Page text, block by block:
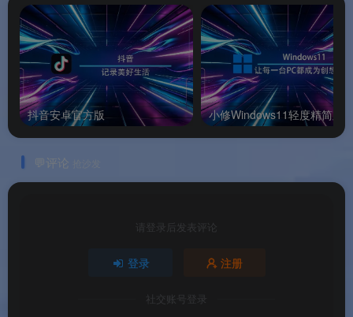
软件亮点
🌟 软件亮点
🏆承接抖音生态的海量社交需求：每天有超过3亿
获得更高效的沟通体验。
新多个版本，逐步开放文件传输、语音消息接收等
视频功能不同，抖音聊天专注于即时通讯，界面简
抖音安卓官方版 小修Windows11轻度精简版
💬评论
请登录后发表评论
登录 注册
社交账号登录